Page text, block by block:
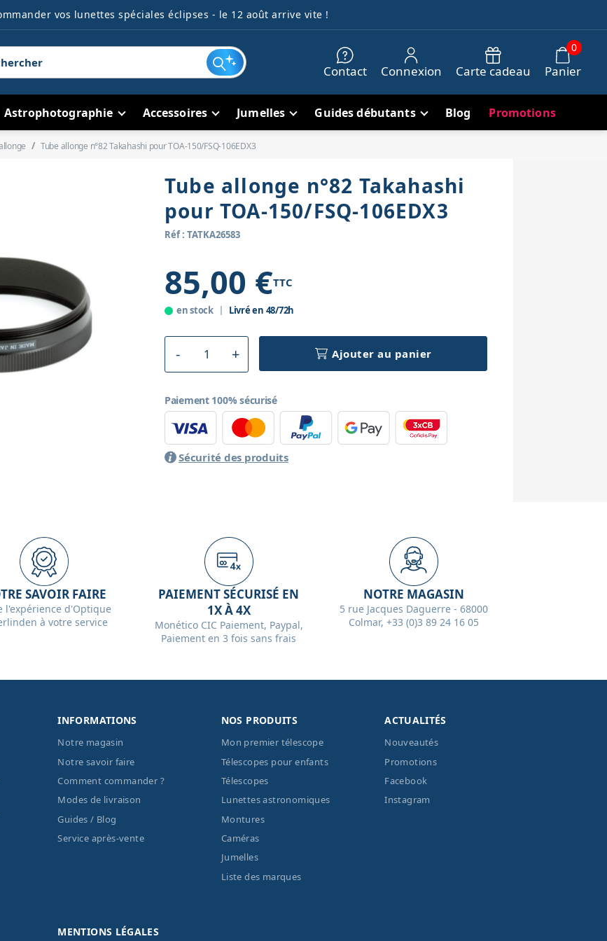
vos lunettes spéciales éclipses - le 12 août arrive vite !
Contact Connexion Carte cadeau Panier
0
Astrophotographie Accessoires Jumelles Guides débutants Blog Promotions
Tube allonge n°82 Takahashi pour TOA-150/FSQ-106EDX3
Tube allonge n°82 Takahashi
pour TOA-150/FSQ-106EDX3
Réf : TATKA26583
85,00 €TTC
en stock Livré en 48/72h
Ajouter au panier
Paiement 100% sécurisé
Sécurité des produits
SAVOIR FAIRE
l'expérience d'Optique
à votre service
PAIEMENT SÉCURISÉ EN
1X À 4X
Monético CIC Paiement, Paypal,
Paiement en 3 fois sans frais
NOTRE MAGASIN
5 rue Jacques Daguerre - 68000
Colmar, +33 (0)3 89 24 16 05
INFORMATIONS
Notre magasin
Notre savoir faire
Comment commander ?
Modes de livraison
Guides / Blog
Service après-vente
NOS PRODUITS
Mon premier télescope
Télescopes pour enfants
Télescopes
Lunettes astronomiques
Montures
Caméras
Jumelles
Liste des marques
ACTUALITÉS
Nouveautés
Promotions
Facebook
Instagram
MENTIONS LÉGALES